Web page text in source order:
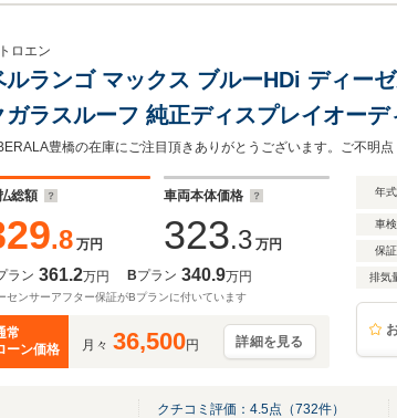
ロエン
ルランゴ マックス ブルーHDi ディー
ガラスルーフ 純正ディスプレイオー
ダー前後 両側スライドドア ルーフレ
ブラインドスポット 純正16インチAW
総額
.8 万円
車両本体価格
323.3 万円
ラン 361.2万円 Bプラン 340.9万円
センサーアフター保証がBプランに付いています
常
ーン価格
月々 36,500円 詳細を見る
年式
車検
保証
排気
クチコミ評価： 4.5点（732件）